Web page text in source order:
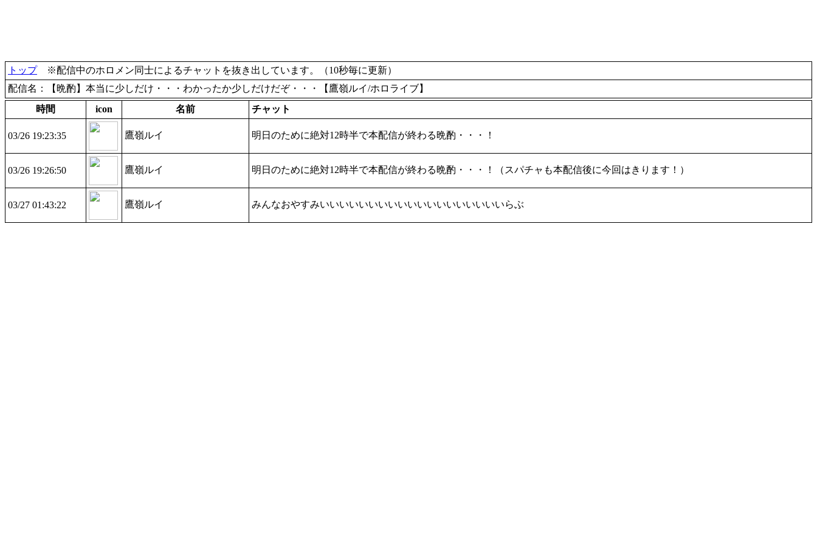
トップ※配信中のホロメン同士によるチャットを抜き出しています。（10秒毎に更新）
配信名：【晩酌】本当に少しだけ・・・わかったか少しだけだぞ・・・【鷹嶺ルイ/ホロライブ】
時間
icon 名前 チャット
03/26 19:23:35 鷹嶺ルイ 明日のために絶対12時半で本配信が終わる晩酌・・・！
03/26 19:26:50 鷹嶺ルイ 明日のために絶対12時半で本配信が終わる晩酌・・・！（スパチャも本配信後に今回はきります！）
03/27 01:43:22 鷹嶺ルイ みんなおやすみいいいいいいいいいいいいいいいいいいいらぶ